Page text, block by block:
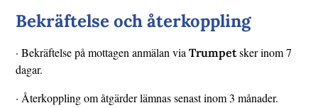
Bekräftelse och återkoppling
· Bekräftelse på mottagen anmälan viaTrumpetsker inom 7
dagar.
· Återkoppling om åtgärder lämnas senast inom 3 månader.